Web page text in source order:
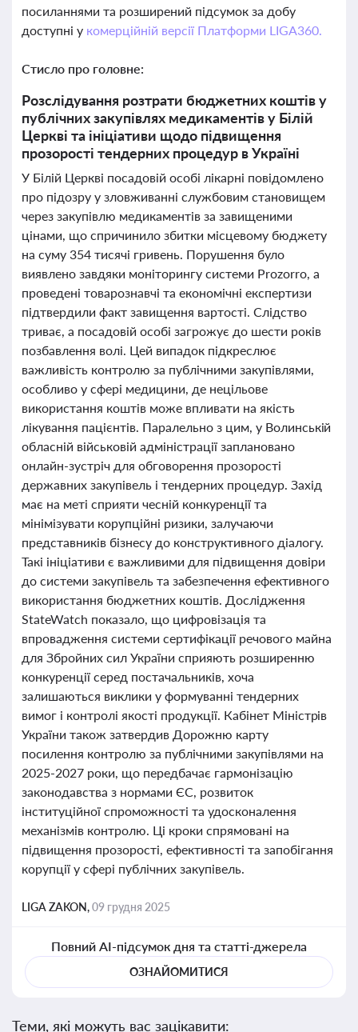
посиланнями та розширений підсумок за добу
доступні у комерційній версії Платформи LIGA360.
Стисло про головне:
Розслідування розтрати бюджетних коштів у
публічних закупівлях медикаментів у Білій
Церкві та ініціативи щодо підвищення
прозорості тендерних процедур в Україні
У Білій Церкві посадовій особі лікарні повідомлено
про підозру у зловживанні службовим становищем
через закупівлю медикаментів за завищеними
цінами, що спричинило збитки місцевому бюджету
на суму 354 тисячі гривень. Порушення було
виявлено завдяки моніторингу системи Prozorro, а
проведені товарознавчі та економічні експертизи
підтвердили факт завищення вартості. Слідство
триває, а посадовій особі загрожує до шести років
позбавлення волі. Цей випадок підкреслює
важливість контролю за публічними закупівлями,
особливо у сфері медицини, де нецільове
використання коштів може впливати на якість
лікування пацієнтів. Паралельно з цим, у Волинській
обласній військовій адміністрації заплановано
онлайн-зустріч для обговорення прозорості
державних закупівель і тендерних процедур. Захід
має на меті сприяти чесній конкуренції та
мінімізувати корупційні ризики, залучаючи
представників бізнесу до конструктивного діалогу.
Такі ініціативи є важливими для підвищення довіри
до системи закупівель та забезпечення ефективного
використання бюджетних коштів. Дослідження
StateWatch показало, що цифровізація та
впровадження системи сертифікації речового майна
для Збройних сил України сприяють розширенню
конкуренції серед постачальників, хоча
залишаються виклики у формуванні тендерних
вимог і контролі якості продукції. Кабінет Міністрів
України також затвердив Дорожню карту
посилення контролю за публічними закупівлями на
2025-2027 роки, що передбачає гармонізацію
законодавства з нормами ЄС, розвиток
інституційної спроможності та удосконалення
механізмів контролю. Ці кроки спрямовані на
підвищення прозорості, ефективності та запобігання
корупції у сфері публічних закупівель.
LIGA ZAKON,09 грудня 2025
Повний AI-підсумок дня та статті-джерела
ОЗНАЙОМИТИСЯ
Теми, які можуть вас зацікавити: